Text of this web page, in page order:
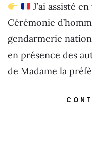
J’ai assisté
Cérémonie
gendarmerie
en présence des
de Madame la